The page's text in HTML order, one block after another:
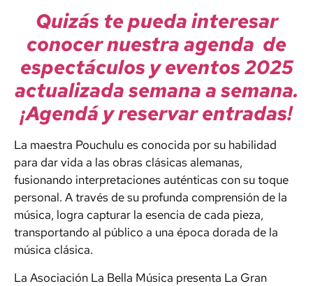
Quizás te pueda interesar
conocer nuestra agenda de
espectáculos y eventos 2025
actualizada semana a semana.
¡Agendá y reservar entradas!
La maestra Pouchulu es conocida por su habilidad
para dar vida a las obras clásicas alemanas,
fusionando interpretaciones auténticas con su toque
personal. A través de su profunda comprensión de la
música, logra capturar la esencia de cada pieza,
transportando al público a una época dorada de la
música clásica.
La Asociación La Bella Música presenta La Gran